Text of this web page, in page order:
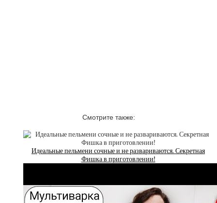
Смотрите также:
Идеальные пельмени сочные и не развариваются. Секретная
Фишка в приготовлении!